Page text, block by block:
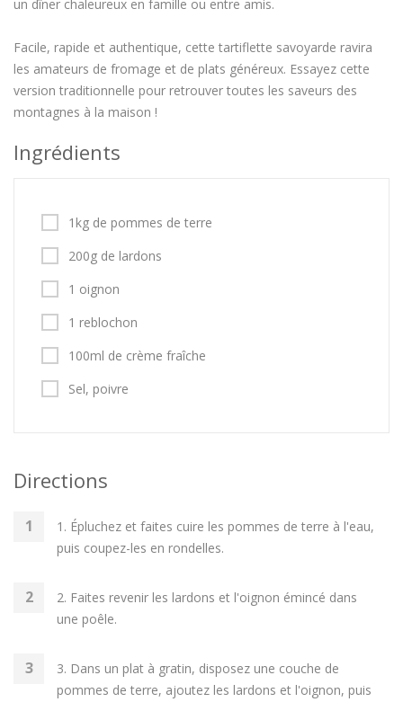
un dîner chaleureux en famille ou entre amis.
Facile, rapide et authentique, cette tartiflette savoyarde ravira
les amateurs de fromage et de plats généreux. Essayez cette
version traditionnelle pour retrouver toutes les saveurs des
montagnes à la maison !
Ingrédients
1kg de pommes de terre
200g de lardons
1 oignon
1 reblochon
100ml de crème fraîche
Sel, poivre
Directions
1. Épluchez et faites cuire les pommes de terre à l'eau,
puis coupez-les en rondelles.
2. Faites revenir les lardons et l'oignon émincé dans
une poêle.
3. Dans un plat à gratin, disposez une couche de
pommes de terre, ajoutez les lardons et l'oignon, puis